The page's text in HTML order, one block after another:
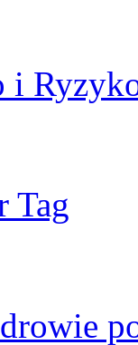
i
Tag